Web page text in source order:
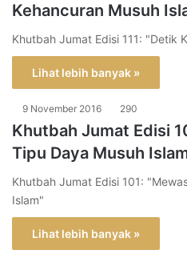
Kehancuran Musuh
Khutbah Jumat Edisi 111: "Detik
Lihat lebih banyak »
9 November 2016 290
Khutbah Jumat Edisi
Tipu Daya Musuh
Khutbah Jumat Edisi 101:
Islam"
Lihat lebih banyak »